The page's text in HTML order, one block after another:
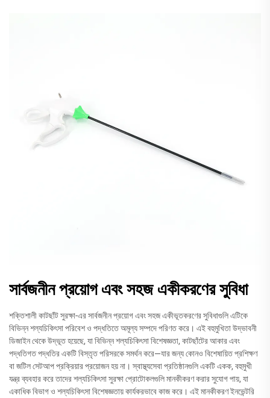
সার্বজনীন প্রয়োগ এবং সহজ একীকরণের সুবিধা
শক্তিশালী কাটছাঁট সুরক্ষা-এর সার্বজনীন প্রয়োগ এবং সহজ একীভূতকরণের সুবিধাগুলি এটিকে
বিভিন্ন শল্যচিকিৎসা পরিবেশ ও পদ্ধতিতে অমূল্য সম্পদে পরিণত করে। এই বহুমুখিতা উদ্ভাবনী
ডিজাইন থেকে উদ্ভূত হয়েছে, যা বিভিন্ন শল্যচিকিৎসা বিশেষজ্ঞতা, কাটছাঁটের আকার এবং
পদ্ধতিগত পদ্ধতির একটি বিস্তৃত পরিসরকে সমর্থন করে—যার জন্য কোনও বিশেষায়িত প্রশিক্ষণ
বা জটিল সেটআপ প্রক্রিয়ার প্রয়োজন হয় না। স্বাস্থ্যসেবা প্রতিষ্ঠানগুলি একটি একক, বহুমুখী
যন্ত্র ব্যবহার করে তাদের শল্যচিকিৎসা সুরক্ষা প্রোটোকলগুলি মানকীকরণ করার সুযোগ পায়, যা
একাধিক বিভাগ ও শল্যচিকিৎসা বিশেষজ্ঞতায় কার্যকরভাবে কাজ করে। এই মানকীকরণ ইনভেন্টরি